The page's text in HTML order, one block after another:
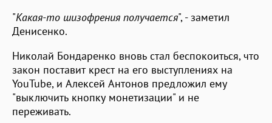
"Какая-то шизофрения получается", - заметил
Денисенко.
Николай Бондаренко вновь стал беспокоиться, что
закон поставит крест на его выступлениях на
YouTube, и Алексей Антонов предложил ему
"выключить кнопку монетизации" и не
переживать.